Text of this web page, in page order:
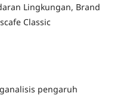
Lingkungan, Brand
Classic
pengaruh